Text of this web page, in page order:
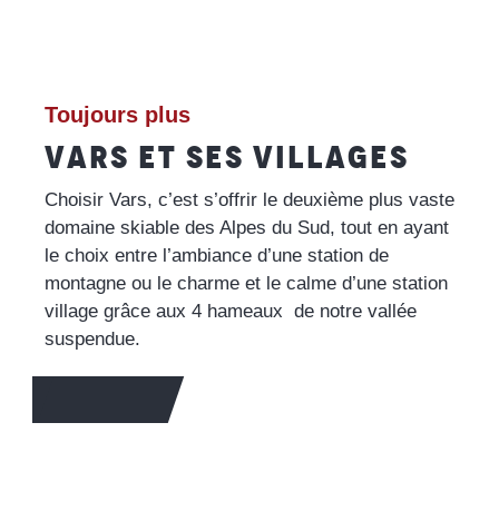
Toujours plus
VARS ET SES VILLAGES
Choisir Vars, c’est s’offrir le deuxième plus vaste
domaine skiable des Alpes du Sud, tout en ayant
le choix entre l’ambiance d’une station de
montagne ou le charme et le calme d’une station
village grâce aux 4 hameaux de notre vallée
suspendue.